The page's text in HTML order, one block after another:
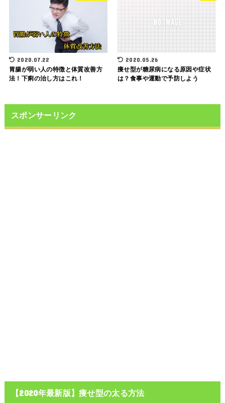
2020.07.22
胃腸が弱い人の特徴と体質改善方
法！下痢の治し方はこれ！
2020.05.26
痩せ型が糖尿病になる原因や症状
は？食事や運動で予防しよう
スポンサーリンク
【2020年最新版】痩せ型の太る方法